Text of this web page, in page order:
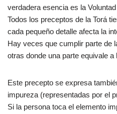
verdadera esencia es la
Todos los preceptos de la Torá
cada pequeño detalle afecta la
Hay veces que cumplir parte de
otras donde una parte equivale a
Este precepto se expresa
impureza (representadas por el
Si la persona toca el elemento